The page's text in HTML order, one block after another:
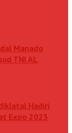
Manado
TNI AL
Hadiri
Expo 2023